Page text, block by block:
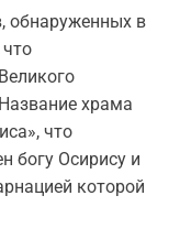
обнаруженных в
храма
что
богу Осирису и
которой